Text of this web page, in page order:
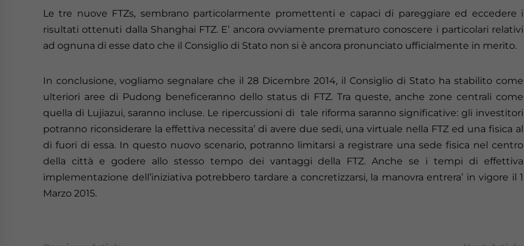
Le tre nuove FTZs, sembrano particolarmente promettenti e capaci di pareggiare ed eccedere i
risultati ottenuti dalla Shanghai FTZ. E’ ancora ovviamente prematuro conoscere i particolari relativi
ad ognuna di esse dato che il Consiglio di Stato non si è ancora pronunciato ufficialmente in merito.
In conclusione, vogliamo segnalare che il 28 Dicembre 2014, il Consiglio di Stato ha stabilito come
ulteriori aree di Pudong beneficeranno dello status di FTZ. Tra queste, anche zone centrali come
quella di Lujiazui, saranno incluse. Le ripercussioni di tale riforma saranno significative: gli investitori
potranno riconsiderare la effettiva necessita’ di avere due sedi, una virtuale nella FTZ ed una fisica al
di fuori di essa. In questo nuovo scenario, potranno limitarsi a registrare una sede fisica nel centro
della città e godere allo stesso tempo dei vantaggi della FTZ. Anche se i tempi di effettiva
implementazione dell’iniziativa potrebbero tardare a concretizzarsi, la manovra entrera’ in vigore il 1
Marzo 2015.